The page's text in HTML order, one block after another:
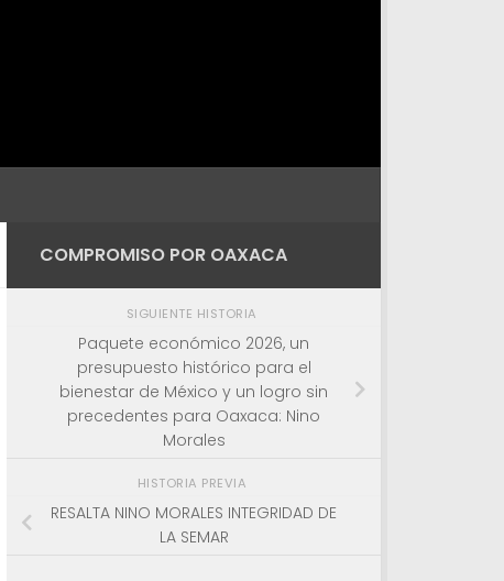
COMPROMISO POR OAXACA
SIGUIENTE HISTORIA
Paquete económico 2026, un
presupuesto histórico para el
bienestar de México y un logro sin
precedentes para Oaxaca: Nino
Morales
HISTORIA PREVIA
RESALTA NINO MORALES INTEGRIDAD DE
LA SEMAR